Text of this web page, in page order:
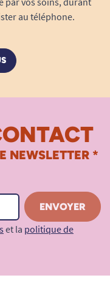
au téléphone.
NEWSLETTER *
et la politique de